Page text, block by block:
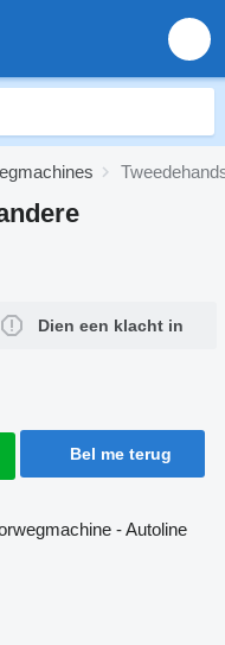
Dien een klacht in
Bel me terug